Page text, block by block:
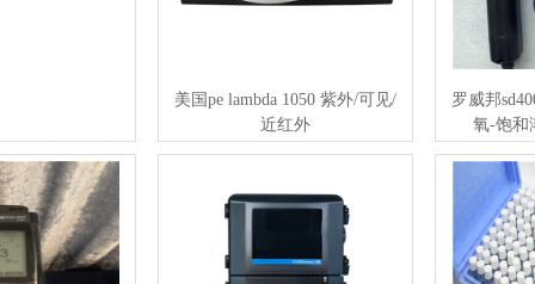
美国pe lambda 1050 紫外/可见/
近红外
罗威邦
氧-饱和